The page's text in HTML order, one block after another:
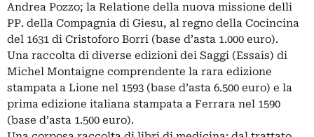
Andrea Pozzo; la Relatione della nuova missione delli
PP. della Compagnia di Giesu, al regno della Cocincina
del 1631 di Cristoforo Borri (base d’asta 1.000 euro).
Una raccolta di diverse edizioni dei Saggi (Essais) di
Michel Montaigne comprendente la rara edizione
stampata a Lione nel 1593 (base d’asta 6.500 euro) e la
prima edizione italiana stampata a Ferrara nel 1590
(base d’asta 1.500 euro).